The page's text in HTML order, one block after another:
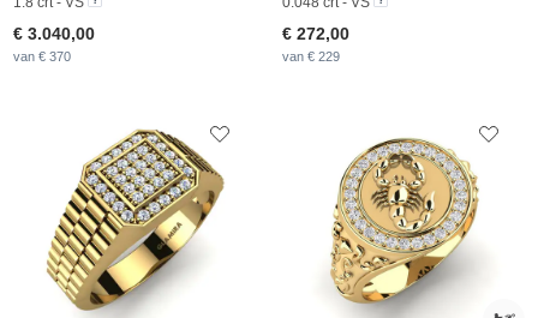
€ 3.040,00
van € 370
€ 272,00
van € 229